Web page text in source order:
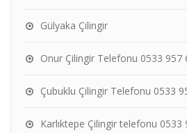
Gülyaka Çilingir
Onur Çilingir Telefonu 0533 957
Çubuklu Çilingir Telefonu 0533
Karlıktepe Çilingir telefonu 0533